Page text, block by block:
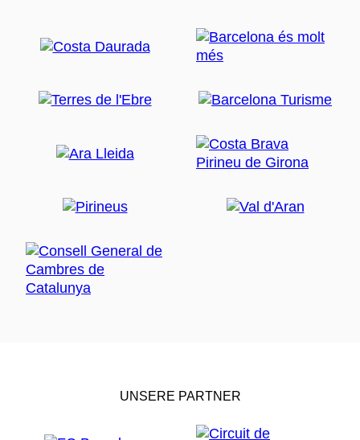
UNSERE PARTNER